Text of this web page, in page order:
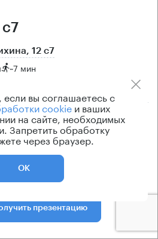
с7
12 с7
~7 мин
Ставка арендной платы
по запросу
Эксплуатационные расходы
Включены в ставку
презентацию
вы соглашаетесь с
cookieи ваших
на сайте, необходимых
Запретить обработку
через браузер.
ОК